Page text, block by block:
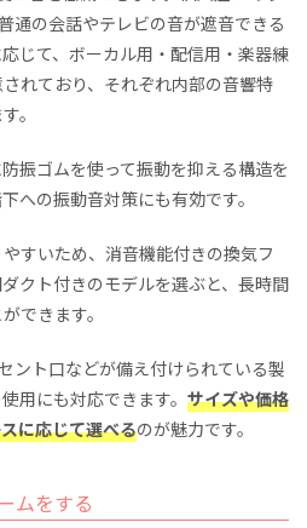
通の会話やテレビの音が遮音できる
じて、ボーカル用・配信用・楽器練
れており、それぞれ内部の音響特
。
振ゴムを使って振動を抑える構造を
への振動音対策にも有効です。
すいため、消音機能付きの換気フ
クト付きのモデルを選ぶと、長時間
できます。
ント口などが備え付けられている製
用にも対応できます。 サイズや価格
に応じて選べるのが魅力です。
ムをする